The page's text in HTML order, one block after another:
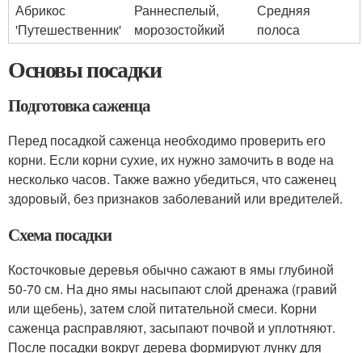
Абрикос
'Путешественник'
Раннеспелый,
морозостойкий
Средняя
полоса
Основы посадки
Подготовка саженца
Перед посадкой саженца необходимо проверить его
корни. Если корни сухие, их нужно замочить в воде на
несколько часов. Также важно убедиться, что саженец
здоровый, без признаков заболеваний или вредителей.
Схема посадки
Косточковые деревья обычно сажают в ямы глубиной
50-70 см. На дно ямы насыпают слой дренажа (гравий
или щебень), затем слой питательной смеси. Корни
саженца расправляют, засыпают почвой и уплотняют.
После посадки вокруг дерева формируют лунку для